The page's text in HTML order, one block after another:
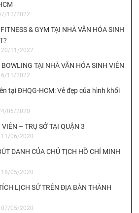
12/2022
& GYM TẠI NHÀ VĂN HÓA SINH
20/11/2022
TẠI NHÀ VĂN HÓA SINH VIÊN
11/2022
tại ĐHQG-HCM: Vẻ đẹp của hình khối
06/2020
– TRỤ SỞ TẠI QUẬN 3
11/06/2020
DANH CỦA CHỦ TỊCH HỒ CHÍ MINH
18/05/2020
LỊCH SỬ TRÊN ĐỊA BÀN THÀNH
07/05/2020